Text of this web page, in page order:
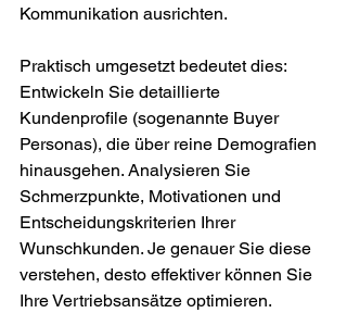
Kommunikation ausrichten.
Praktisch umgesetzt bedeutet dies:
Entwickeln Sie detaillierte
Kundenprofile (sogenannte Buyer
Personas), die über reine Demografien
hinausgehen. Analysieren Sie
Schmerzpunkte, Motivationen und
Entscheidungskriterien Ihrer
Wunschkunden. Je genauer Sie diese
verstehen, desto effektiver können Sie
Ihre Vertriebsansätze optimieren.